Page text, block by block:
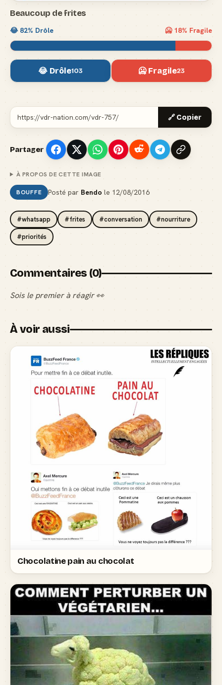
Beaucoup de frites
😂 82% Drôle 🥶 18% Fragile
😂 Drôle103 🥶 Fragile23
🔗 Copier
Partager
À PROPOS DE CETTE IMAGE
BOUFFE Posté par Bendo le 12/08/2016
#whatsapp #frites #conversation #nourriture
#priorités
Commentaires (0)
Sois le premier à réagir 👀
À voir aussi
Chocolatine pain au chocolat